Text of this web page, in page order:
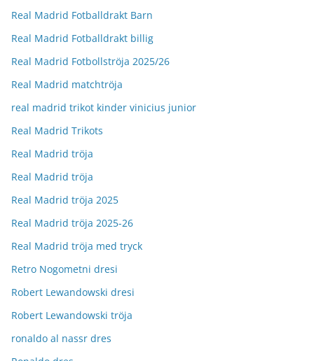
Real Madrid Fotballdrakt Barn
Real Madrid Fotballdrakt billig
Real Madrid Fotbollströja 2025/26
Real Madrid matchtröja
real madrid trikot kinder vinicius junior
Real Madrid Trikots
Real Madrid tröja
Real Madrid tröja
Real Madrid tröja 2025
Real Madrid tröja 2025-26
Real Madrid tröja med tryck
Retro Nogometni dresi
Robert Lewandowski dresi
Robert Lewandowski tröja
ronaldo al nassr dres